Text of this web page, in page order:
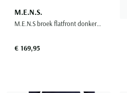
M.E.N.S.
M.E.N.S broek flatfront donkerblauw madrid u
€ 169,95